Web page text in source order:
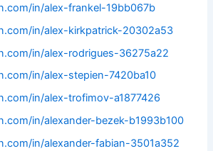
in/alex-frankel-19bb067b
in/alex-kirkpatrick-20302a53
in/alex-rodrigues-36275a22
in/alex-stepien-7420ba10
in/alex-trofimov-a1877426
in/alexander-bezek-b1993b100
in/alexander-fabian-3501a352